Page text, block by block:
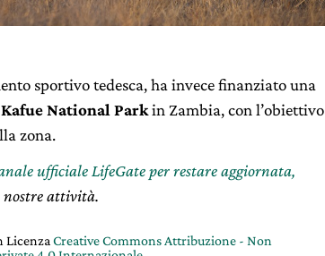
sportivo tedesca, ha invece finanziato una
National Parkin Zambia, con l’obiettivo
zona.
ufficiale LifeGate per restare aggiornata,
nostre attività.
Licenza Creative Commons Attribuzione - Non